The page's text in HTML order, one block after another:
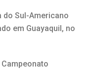
do Sul-Americano
em Guayaquil, no